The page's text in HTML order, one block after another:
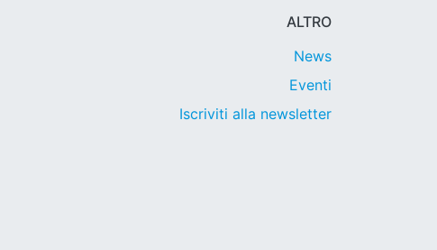
ALTRO
News
Eventi
Iscriviti alla newsletter